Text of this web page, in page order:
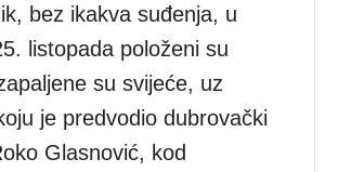
bez ikakva suđenja, u
listopada položeni su
su svijeće, uz
je predvodio dubrovački
Glasnović, kod